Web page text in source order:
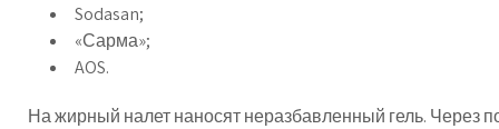
Sodasan;
«Сарма»;
AOS.
На жирный налет наносят неразбавленный гель. Через